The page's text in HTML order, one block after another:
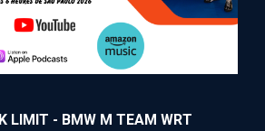
LIMIT - BMW M TEAM WRT